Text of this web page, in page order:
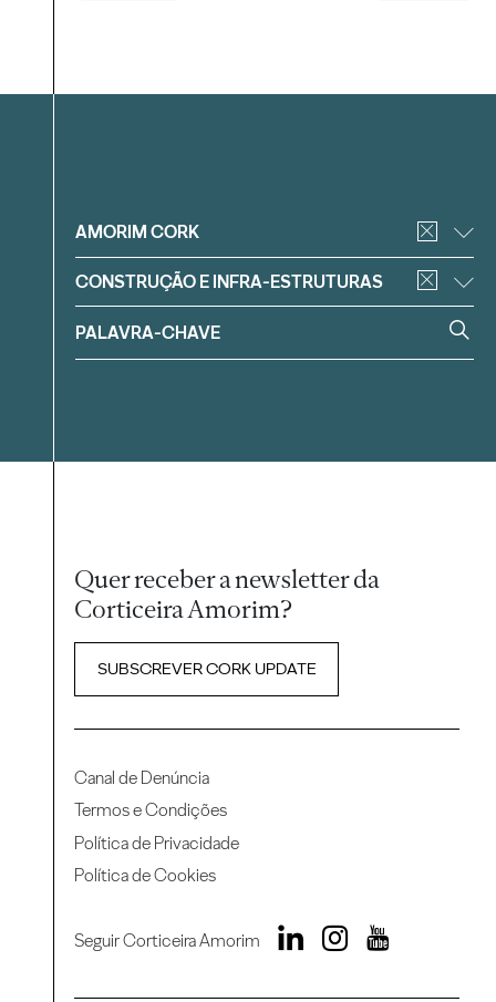
Filtrar
AMORIM CORK
CONSTRUÇÃO E INFRA-ESTRUTURAS
Quer receber a newsletter da
Corticeira Amorim?
SUBSCREVER CORK UPDATE
Canal de Denúncia
Termos e Condições
Política de Privacidade
Política de Cookies
Seguir Corticeira Amorim